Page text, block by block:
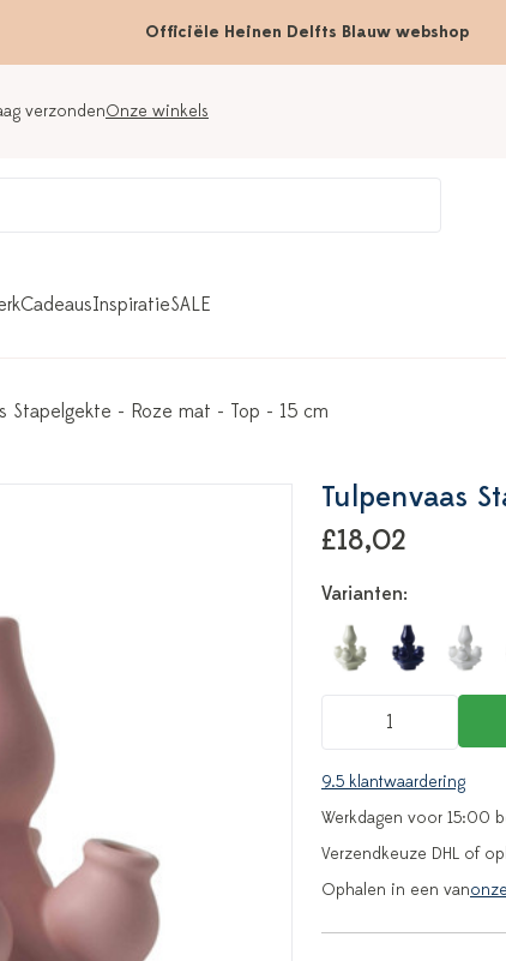
Officiële Heinen Delfts Blauw webshop
verzondenOnze winkels
CadeausInspiratieSALE
Stapelgekte - Roze mat - Top - 15 cm
Tulpenvaas
£18,02
Varianten:
9.5 klantwaardering
Werkdagen voor 15:00
Verzendkeuze DHL of
Ophalen in een van